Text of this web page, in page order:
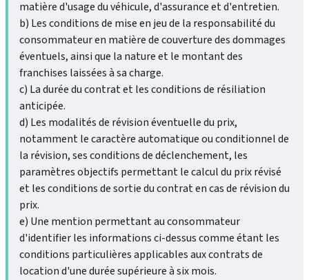
matière d'usage du véhicule, d'assurance et d'entretien.
b) Les conditions de mise en jeu de la responsabilité du
consommateur en matière de couverture des dommages
éventuels, ainsi que la nature et le montant des
franchises laissées à sa charge.
c) La durée du contrat et les conditions de résiliation
anticipée.
d) Les modalités de révision éventuelle du prix,
notamment le caractère automatique ou conditionnel de
la révision, ses conditions de déclenchement, les
paramètres objectifs permettant le calcul du prix révisé
et les conditions de sortie du contrat en cas de révision du
prix.
e) Une mention permettant au consommateur
d'identifier les informations ci-dessus comme étant les
conditions particulières applicables aux contrats de
location d'une durée supérieure à six mois.